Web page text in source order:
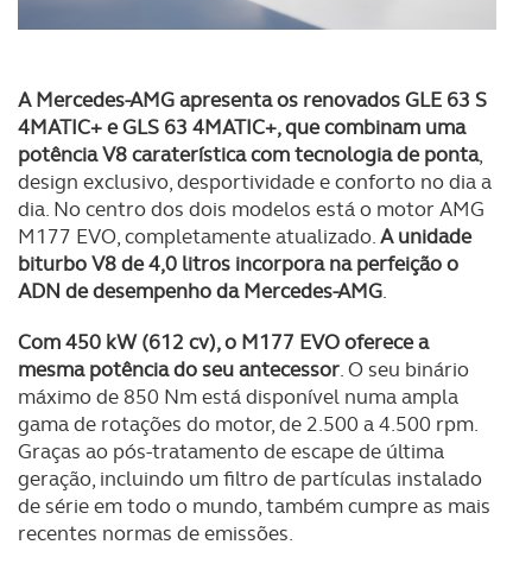
A Mercedes-AMG apresenta os renovados GLE 63 S
4MATIC+ e GLS 63 4MATIC+, que combinam uma
potência V8 caraterística com tecnologia de ponta,
design exclusivo, desportividade e conforto no dia a
dia. No centro dos dois modelos está o motor AMG
M177 EVO, completamente atualizado.A unidade
biturbo V8 de 4,0 litros incorpora na perfeição o
ADN de desempenho da Mercedes-AMG.
Com 450 kW (612 cv), o M177 EVO oferece a
mesma potência do seu antecessor. O seu binário
máximo de 850 Nm está disponível numa ampla
gama de rotações do motor, de 2.500 a 4.500 rpm.
Graças ao pós-tratamento de escape de última
geração, incluindo um filtro de partículas instalado
de série em todo o mundo, também cumpre as mais
recentes normas de emissões.